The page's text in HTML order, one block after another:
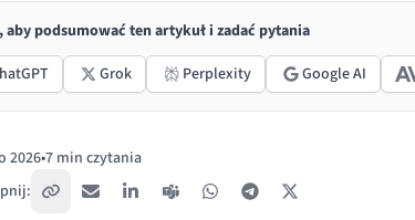
aby podsumować ten artykuł i zadać pytania
Grok Perplexity Google AI
2026•7 min czytania
Skopiuj link
E-mail LinkedInTeams WhatsAppTelegram